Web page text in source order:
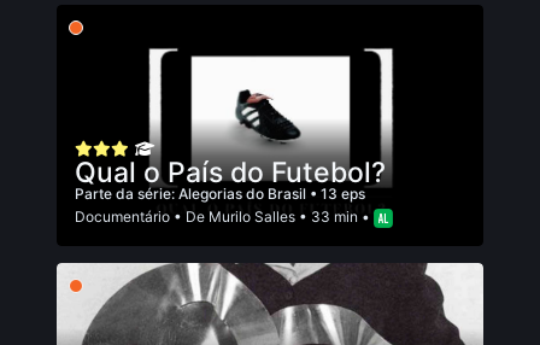
Qual o País do Futebol?
Parte da série: Alegorias do Brasil • 13 eps
Documentário • De Murilo Salles • 33 min •